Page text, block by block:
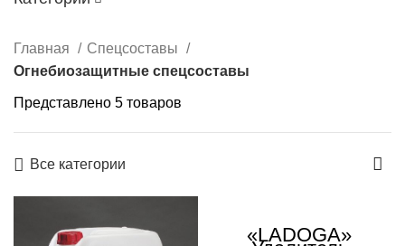
Главная
Спецсоставы
Огнебиозащитные спецсоставы
Представлено 5 товаров
Все категории
«LADOGA»